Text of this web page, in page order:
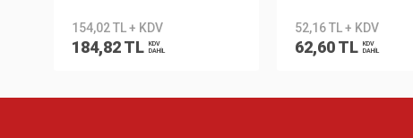
154,02 TL + KDV
184,82 TL
KDV
DAHİL
52,16 TL + KDV
62,60 TL
KDV
DAHİL